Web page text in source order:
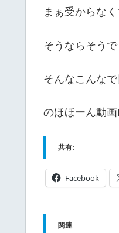
まぁ受からな
そうならそうで
そんなこんな
のほほーん動
共有:
Facebook
関連